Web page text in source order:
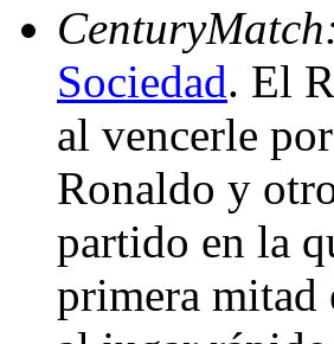
Sociedad. El
al vencerle
Ronaldo y
partido en la
primera mitad